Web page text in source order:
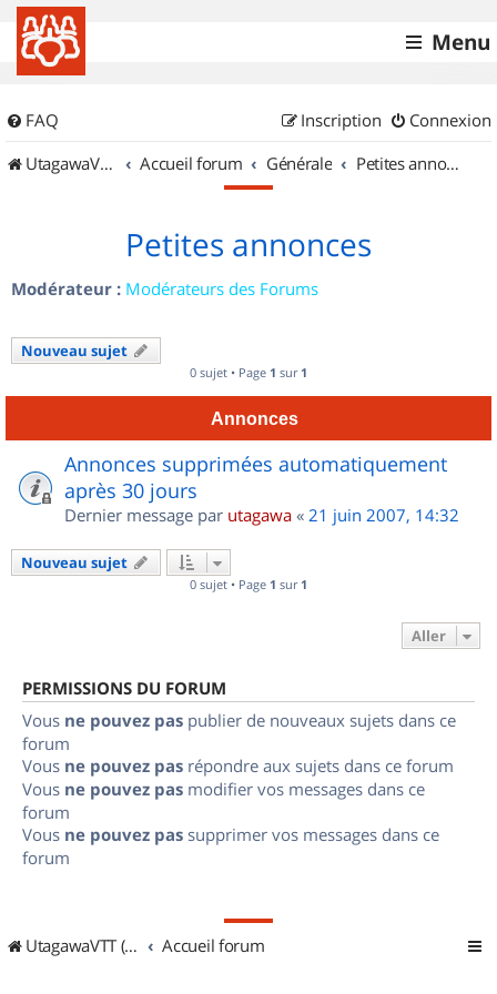
Menu
FAQ Connexion
Inscription
UtagawaVTT (Randos VTT et VTTAE avec traces GPS)
Accueil forum Générale Petites annonces
Petites annonces
Modérateur : Modérateurs des Forums
Nouveau sujet
0 sujet • Page 1 sur 1
Annonces
Annonces supprimées automatiquement
après 30 jours
Dernier message par utagawa « 21 juin 2007, 14:32
Nouveau sujet
0 sujet • Page 1 sur 1
Aller
PERMISSIONS DU FORUM
Vous ne pouvez pas publier de nouveaux sujets dans ce
forum
Vous ne pouvez pas répondre aux sujets dans ce forum
Vous ne pouvez pas modifier vos messages dans ce
forum
Vous ne pouvez pas supprimer vos messages dans ce
forum
UtagawaVTT (Randos VTT et VTTAE avec traces GPS) Accueil forum